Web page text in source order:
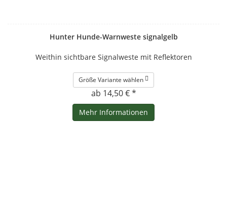
Hunter Hunde-Warnweste signalgelb
Weithin sichtbare Signalweste mit Reflektoren
Größe Variante wählen
ab 14,50 € *
Mehr Informationen